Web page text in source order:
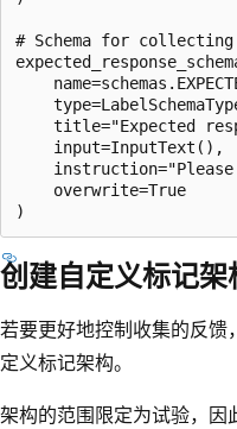
# Schema for collecting
title="Expected
    input=InputText(),
    overwrite=True
创建自定义标记架
若要更好地控制收集的反
定义标记架构。
架构的范围限定为试验，